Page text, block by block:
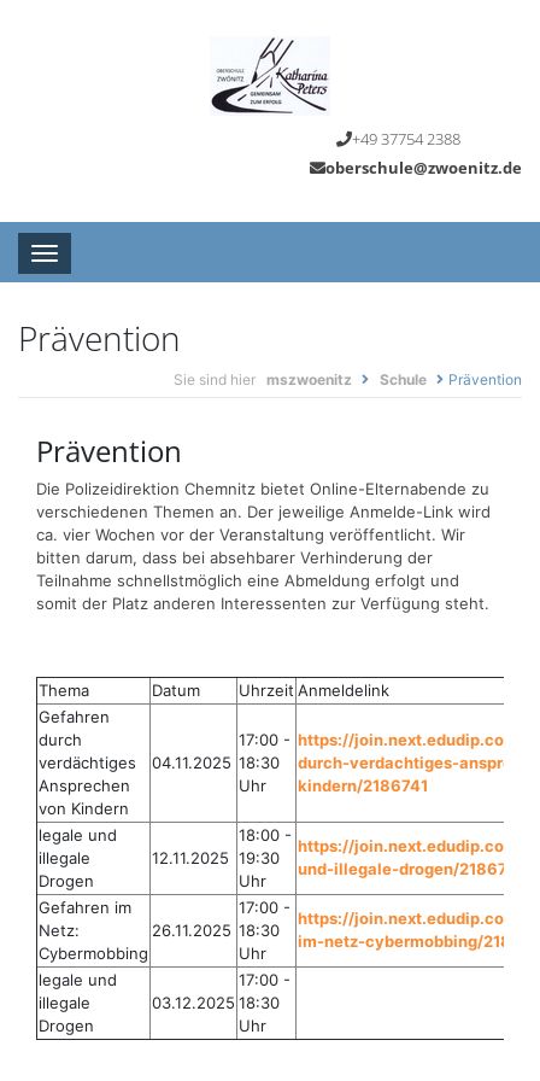
+49 37754 2388
oberschule@zwoenitz.de
Toggle navigation
Prävention
Sie sind hier mszwoenitz Schule Prävention
Prävention
Die Polizeidirektion Chemnitz bietet Online-Elternabende zu
verschiedenen Themen an. Der jeweilige Anmelde-Link wird
ca. vier Wochen vor der Veranstaltung veröffentlicht. Wir
bitten darum, dass bei absehbarer Verhinderung der
Teilnahme schnellstmöglich eine Abmeldung erfolgt und
somit der Platz anderen Interessenten zur Verfügung steht.
Thema Datum Uhrzeit Anmeldelink
Gefahren
durch
verdächtiges
Ansprechen
von Kindern
04.11.2025
17:00 -
18:30
Uhr
https://join.next.edudip.com/
durch-verdachtiges-
kindern/2186741
legale und
illegale
Drogen
12.11.2025
18:00 -
19:30
Uhr
https://join.next.edudip.com/
und-illegale-drogen/2186747
Gefahren im
Netz:
Cybermobbing
26.11.2025
17:00 -
18:30
Uhr
https://join.next.edudip.com/
im-netz-cybermobbing/
legale und
illegale
Drogen
03.12.2025
17:00 -
18:30
Uhr